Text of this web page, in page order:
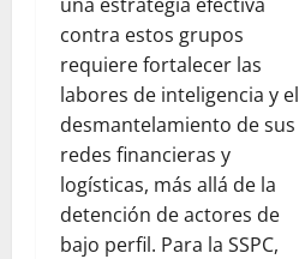
contra estos grupos
requiere fortalecer las
labores de inteligencia y el
desmantelamiento de sus
redes financieras y
logísticas, más allá de la
detención de actores de
bajo perfil. Para la SSPC,